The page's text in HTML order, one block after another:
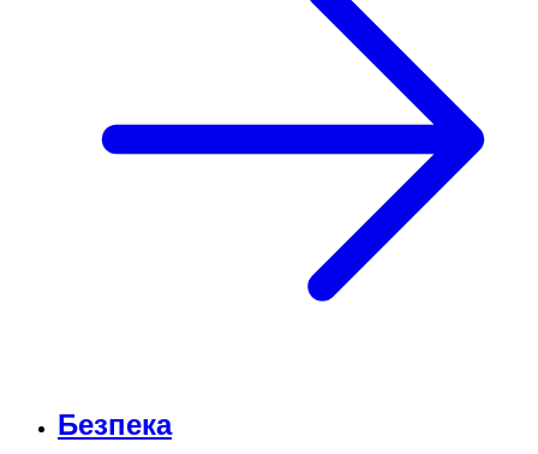
Безпека